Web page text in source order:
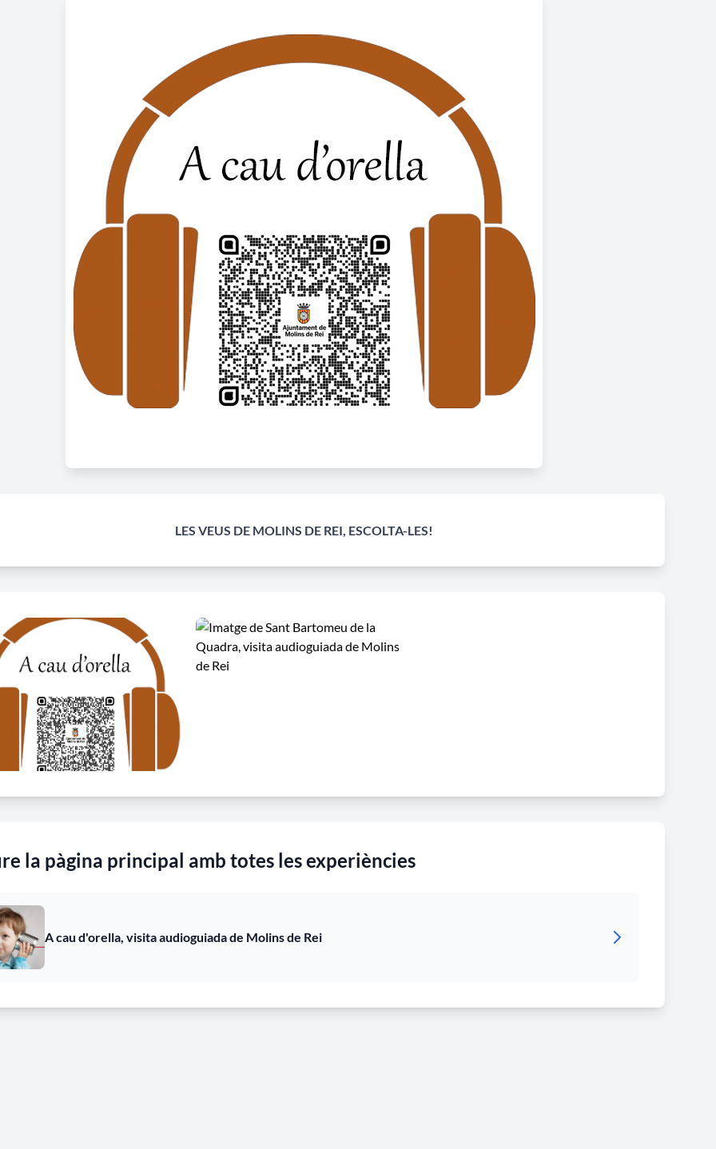
LES VEUS DE MOLINS DE REI, ESCOLTA-LES!
la pàgina principal amb totes les experiències
A cau d'orella, visita audioguiada de Molins de Rei